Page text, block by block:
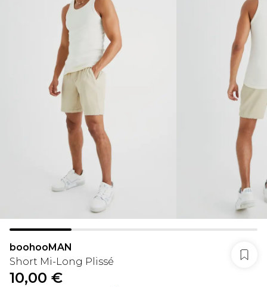
boohooMAN
Short Mi-Long Plissé
10,00 €